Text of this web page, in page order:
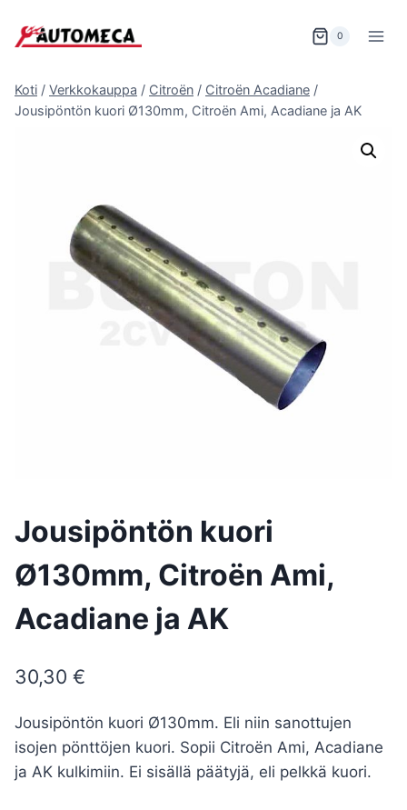
sisältöön
0
Koti / Verkkokauppa / Citroën / Citroën Acadiane /
Jousipöntön kuori Ø130mm, Citroën Ami, Acadiane ja AK
Jousipöntön kuori
Ø130mm, Citroën Ami,
Acadiane ja AK
30,30 €
Jousipöntön kuori Ø130mm. Eli niin sanottujen
isojen pönttöjen kuori. Sopii Citroën Ami, Acadiane
ja AK kulkimiin. Ei sisällä päätyjä, eli pelkkä kuori.